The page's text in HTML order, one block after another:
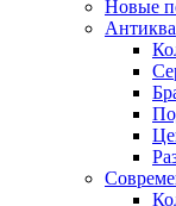
Новые